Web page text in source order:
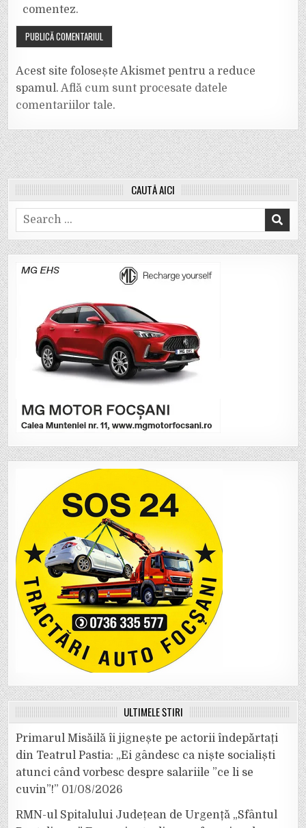
comentez.
Acest site folosește Akismet pentru a reduce
spamul.Află cum sunt procesate datele
comentariilor tale.
CAUTĂ AICI
Search
for:
ULTIMELE ȘTIRI
Primarul Misăilă îi jignește pe actorii îndepărtați
din Teatrul Pastia: „Ei gândesc ca niște socialiști
atunci când vorbesc despre salariile ”ce li se
cuvin”!” 01/08/2026
RMN-ul Spitalului Județean de Urgență „Sfântul